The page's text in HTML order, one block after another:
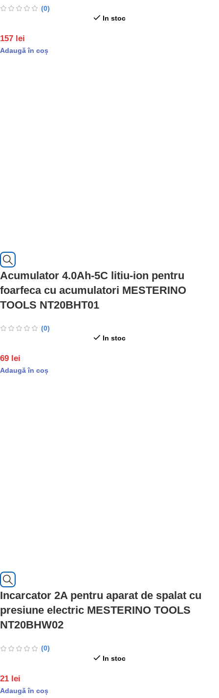
(0)
In stoc
157 lei
Adaugă în coș
Acumulator 4.0Ah-5C litiu-ion pentru
foarfeca cu acumulatori MESTERINO
TOOLS NT20BHT01
(0)
In stoc
69 lei
Adaugă în coș
Incarcator 2A pentru aparat de spalat cu
presiune electric MESTERINO TOOLS
NT20BHW02
(0)
In stoc
21 lei
Adaugă în coș